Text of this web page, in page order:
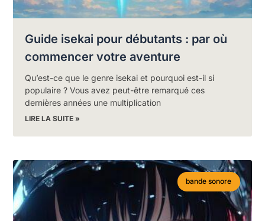
Guide isekai pour débutants : par où
commencer votre aventure
Qu’est-ce que le genre isekai et pourquoi est-il si
populaire ? Vous avez peut-être remarqué ces
dernières années une multiplication
LIRE LA SUITE »
bande sonore